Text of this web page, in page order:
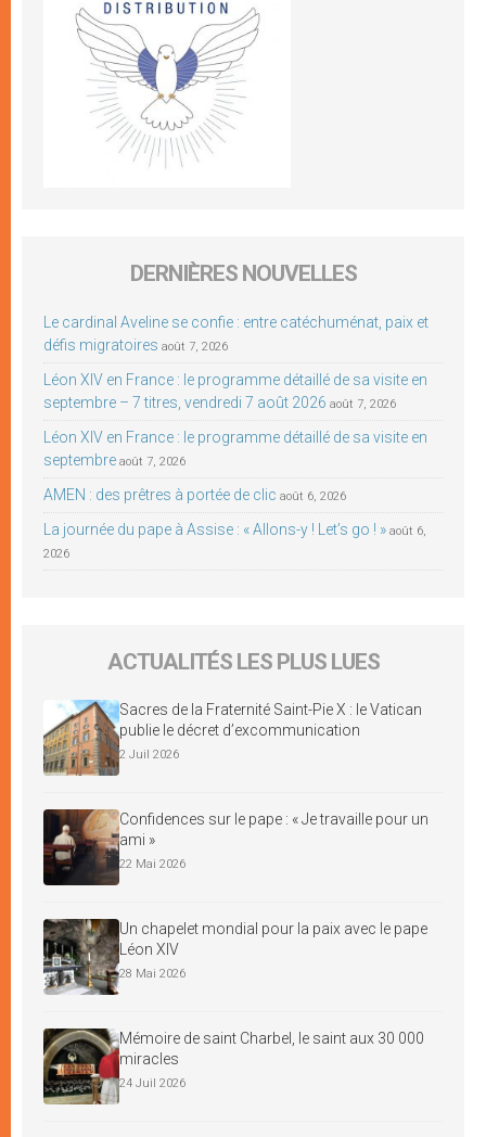
DERNIÈRES NOUVELLES
Le cardinal Aveline se confie : entre catéchuménat, paix et
défis migratoires août 7, 2026
Léon XIV en France : le programme détaillé de sa visite en
septembre – 7 titres, vendredi 7 août 2026 août 7, 2026
Léon XIV en France : le programme détaillé de sa visite en
septembre août 7, 2026
AMEN : des prêtres à portée de clic août 6, 2026
La journée du pape à Assise : « Allons-y ! Let’s go ! » août 6,
2026
ACTUALITÉS LES PLUS LUES
Sacres de la Fraternité Saint-Pie X : le Vatican
publie le décret d’excommunication
2 Juil 2026
Confidences sur le pape : « Je travaille pour un
ami »
22 Mai 2026
Un chapelet mondial pour la paix avec le pape
Léon XIV
28 Mai 2026
Mémoire de saint Charbel, le saint aux 30 000
miracles
24 Juil 2026